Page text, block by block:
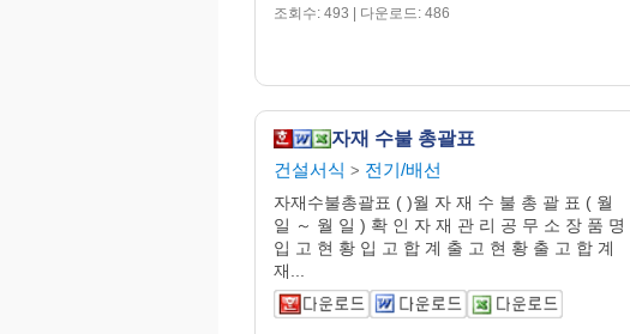
조회수: 493 | 다운로드: 486
자재 수불 총괄표
건설서식 > 전기/배선
자재수불총괄표 ( )월 자 재 수 불 총 괄 표 ( 월
일 ～ 월 일 ) 확 인 자 재 관 리 공 무 소 장 품 명
입 고 현 황 입 고 합 계 출 고 현 황 출 고 합 계
재...